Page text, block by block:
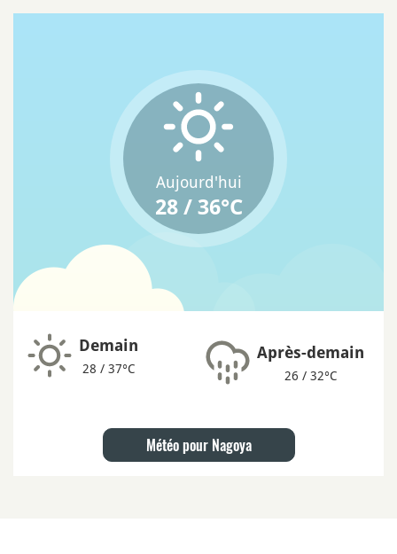
Aujourd'hui
28 / 36°C
Demain
28 / 37°C
Après-demain
26 / 32°C
Météo pour Nagoya